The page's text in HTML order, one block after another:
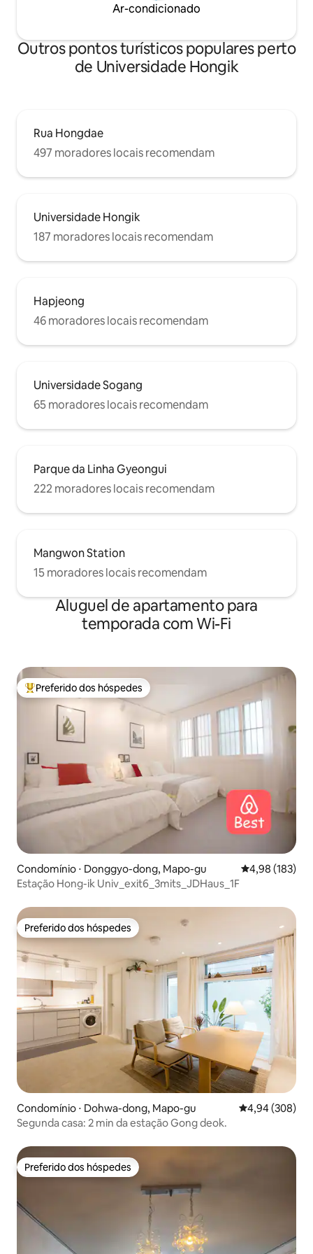
lugar em Seul a partir do ponto de ônibus
hesitado, até mesmo essa hesitação é
bem-vinda. Em Buam-dong, sua própria
Ar-condicionado
Outros pontos turísticos populares perto
de Universidade Hongik
Rua Hongdae
497 moradores locais recomendam
Universidade Hongik
187 moradores locais recomendam
Hapjeong
46 moradores locais recomendam
Universidade Sogang
65 moradores locais recomendam
Parque da Linha Gyeongui
222 moradores locais recomendam
Mangwon Station
15 moradores locais recomendam
Aluguel de apartamento para
temporada com Wi-Fi
Entre os melhores preferidos dos hóspedes
Preferido dos hóspedes
Condomínio ⋅ Donggyo-dong, Mapo-gu 4,98 de uma
4,98 (183)
Estação Hong-ik Univ_exit6_3mits_JDHaus_1F
Preferido dos hóspedes
Preferido dos hóspedes
Condomínio ⋅ Dohwa-dong, Mapo-gu 4,94 de uma
4,94 (308)
Segunda casa: 2 min da estação Gong deok.
Preferido dos hóspedes
Preferido dos hóspedes